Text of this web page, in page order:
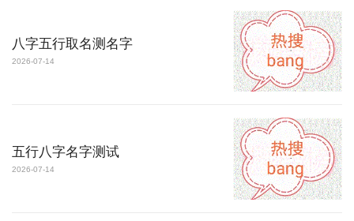
八字五行取名测名字
2026-07-14
五行八字名字测试
2026-07-14